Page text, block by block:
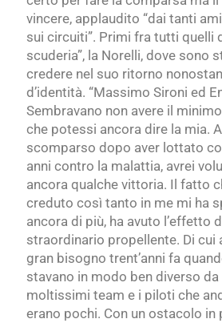
vincere, applaudito “dai tanti
sui circuiti”. Primi fra tutti quelli
scuderia”, la Norelli, dove sono
credere nel suo ritorno
d’identità. “Massimo Sironi ed
Sembravano non avere il
che potessi ancora dire la mia.
scomparso dopo aver lottato
anni contro la malattia, avrei
ancora qualche vittoria. Il fatto
creduto così tanto in me mi ha
ancora di più, ha avuto l’effetto
straordinario propellente. Di cui
gran bisogno trent’anni fa
stavano in modo ben diverso
moltissimi team e i piloti che
erano pochi. Con un ostacolo in